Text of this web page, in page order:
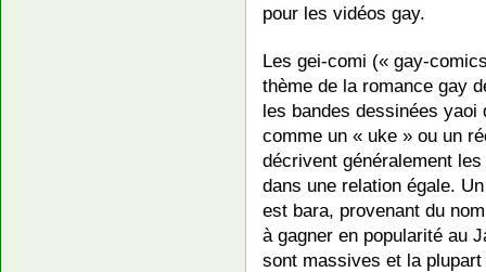
pour les vidéos gay.
Les gei-comi (« gay-
thème de la romance gay
les bandes dessinées yaoi
comme un « uke » ou un
décrivent généralement
dans une relation égale.
est bara, provenant du
à gagner en popularité au
sont massives et la